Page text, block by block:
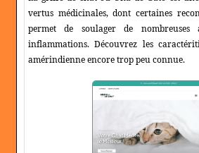
vertus médicinales, dont certaines
permet de soulager de nombreuses
inflammations. Découvrez les
amérindienne encore trop peu connue.